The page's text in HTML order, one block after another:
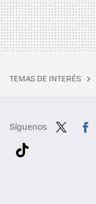
TEMAS DE INTERÉS
Síguenos